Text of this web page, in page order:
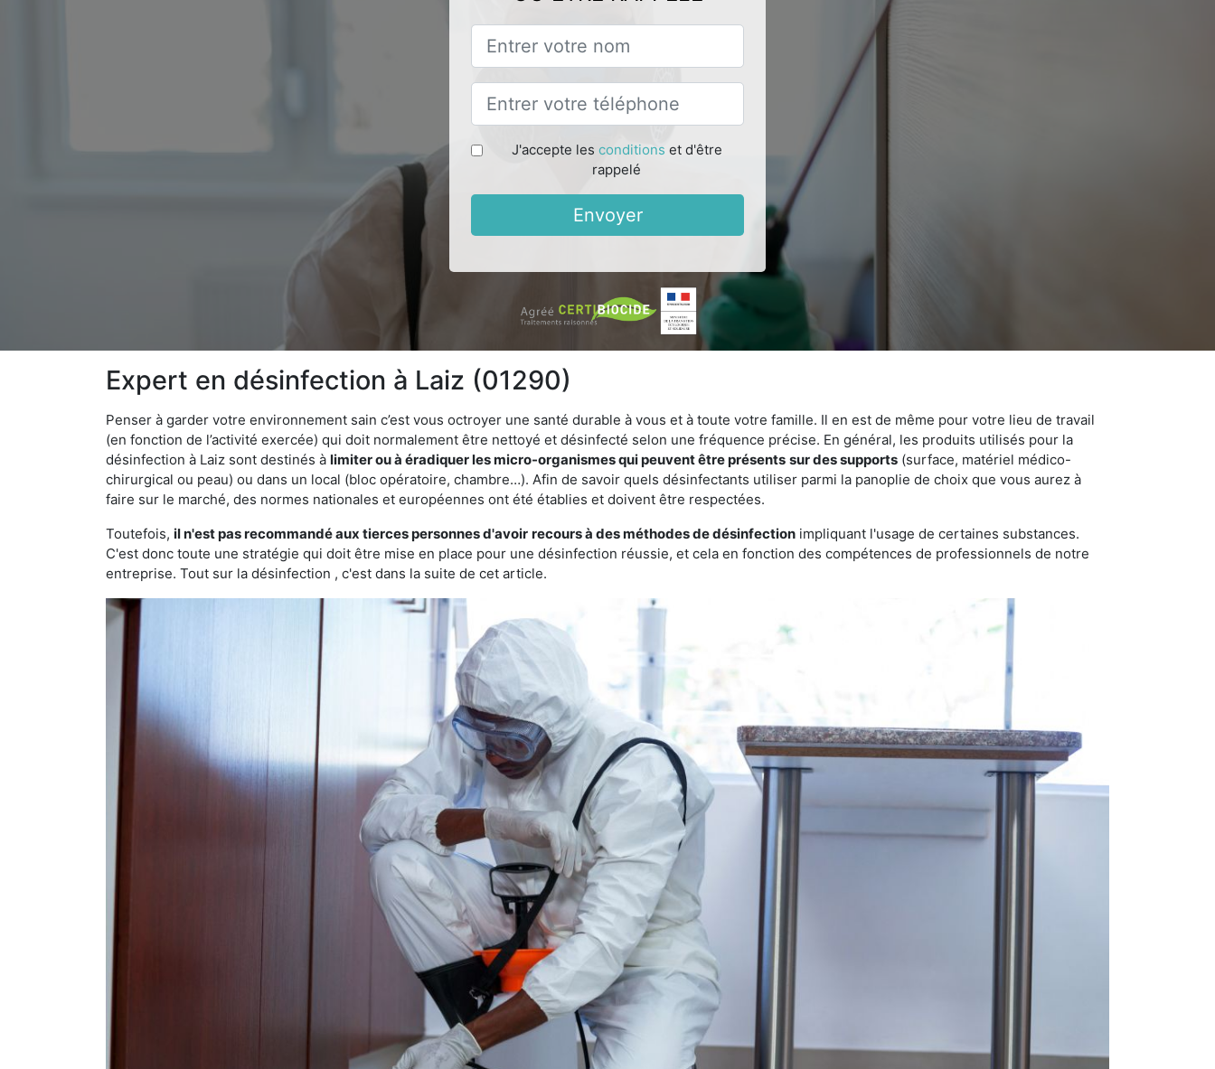
J'accepte les conditions et d'être
rappelé
Envoyer
Expert en désinfection à Laiz (01290)
Penser à garder votre environnement sain c’est vous octroyer une santé durable à vous et à toute votre famille. Il en est de même pour votre lieu de travail
(en fonction de l’activité exercée) qui doit normalement être nettoyé et désinfecté selon une fréquence précise. En général, les produits utilisés pour la
désinfection à Laiz sont destinés à limiter ou à éradiquer les micro-organismes qui peuvent être présents sur des supports (surface, matériel médico-
chirurgical ou peau) ou dans un local (bloc opératoire, chambre…). Afin de savoir quels désinfectants utiliser parmi la panoplie de choix que vous aurez à
faire sur le marché, des normes nationales et européennes ont été établies et doivent être respectées.
Toutefois, il n'est pas recommandé aux tierces personnes d'avoir recours à des méthodes de désinfection impliquant l'usage de certaines substances.
C'est donc toute une stratégie qui doit être mise en place pour une désinfection réussie, et cela en fonction des compétences de professionnels de notre
entreprise. Tout sur la désinfection , c'est dans la suite de cet article.